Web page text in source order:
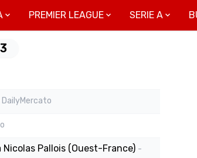
PREMIER LEAGUE SERIE A
DailyMercato
Nicolas Pallois (Ouest-France) -